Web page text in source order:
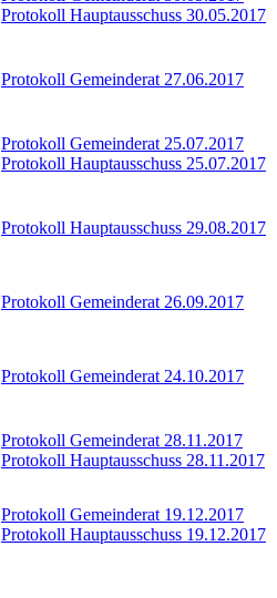
Protokoll Hauptausschuss 30.05.2017
Protokoll Gemeinderat 27.06.2017
Protokoll Gemeinderat 25.07.2017
Protokoll Hauptausschuss 25.07.2017
Protokoll Hauptausschuss 29.08.2017
Protokoll Gemeinderat 26.09.2017
Protokoll Gemeinderat 24.10.2017
Protokoll Gemeinderat 28.11.2017
Protokoll Hauptausschuss 28.11.2017
Protokoll Gemeinderat 19.12.2017
Protokoll Hauptausschuss 19.12.2017